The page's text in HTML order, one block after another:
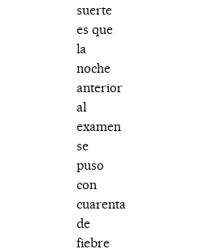
suerte
es que
la
noche
anterior
al
examen
se
puso
con
cuarenta
de
fiebre